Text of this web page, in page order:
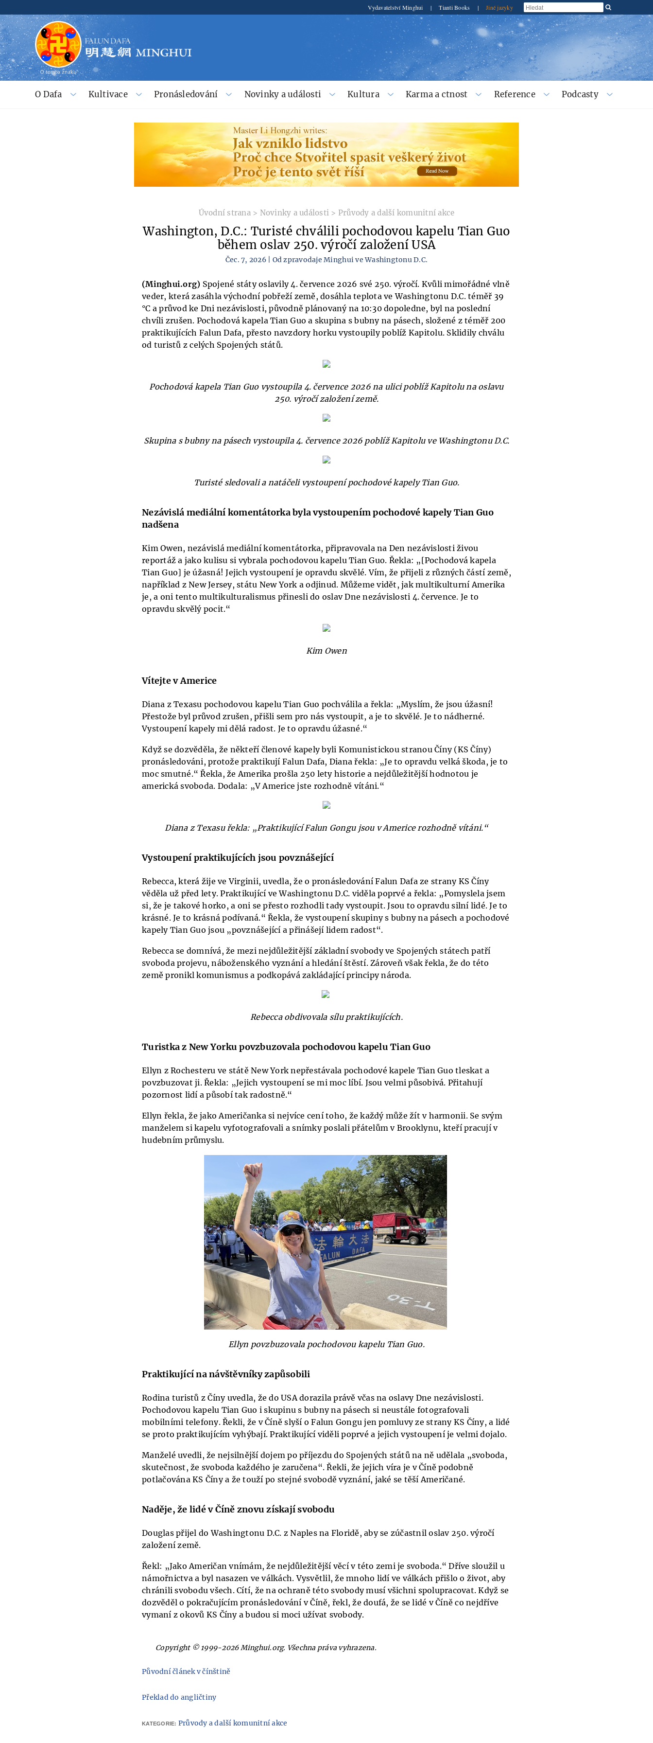
Vydavatelství Minghui | Tianti Books | Jiné jazyky
O Dafa Kultivace Pronásledování Novinky a události Kultura Karma a ctnost Reference Podcasty
Úvodní strana > Novinky a události > Průvody a další komunitní akce
Washington, D.C.: Turisté chválili pochodovou kapelu Tian Guo
během oslav 250. výročí založení USA
Čec. 7, 2026 | Od zpravodaje Minghui ve Washingtonu D.C.
(Minghui.org) Spojené státy oslavily 4. července 2026 své 250. výročí. Kvůli mimořádné vlně
veder, která zasáhla východní pobřeží země, dosáhla teplota ve Washingtonu D.C. téměř 39
°C a průvod ke Dni nezávislosti, původně plánovaný na 10:30 dopoledne, byl na poslední
chvíli zrušen. Pochodová kapela Tian Guo a skupina s bubny na pásech, složené z téměř 200
praktikujících Falun Dafa, přesto navzdory horku vystoupily poblíž Kapitolu. Sklidily chválu
od turistů z celých Spojených států.
Pochodová kapela Tian Guo vystoupila 4. července 2026 na ulici poblíž Kapitolu na oslavu
250. výročí založení země.
Skupina s bubny na pásech vystoupila 4. července 2026 poblíž Kapitolu ve Washingtonu D.C.
Turisté sledovali a natáčeli vystoupení pochodové kapely Tian Guo.
Nezávislá mediální komentátorka byla vystoupením pochodové kapely Tian Guo
nadšena
Kim Owen, nezávislá mediální komentátorka, připravovala na Den nezávislosti živou
reportáž a jako kulisu si vybrala pochodovou kapelu Tian Guo. Řekla: „[Pochodová kapela
Tian Guo] je úžasná! Jejich vystoupení je opravdu skvělé. Vím, že přijeli z různých částí země,
například z New Jersey, státu New York a odjinud. Můžeme vidět, jak multikulturní Amerika
je, a oni tento multikulturalismus přinesli do oslav Dne nezávislosti 4. července. Je to
opravdu skvělý pocit.“
Kim Owen
Vítejte v Americe
Diana z Texasu pochodovou kapelu Tian Guo pochválila a řekla: „Myslím, že jsou úžasní!
Přestože byl průvod zrušen, přišli sem pro nás vystoupit, a je to skvělé. Je to nádherné.
Vystoupení kapely mi dělá radost. Je to opravdu úžasné.“
Když se dozvěděla, že někteří členové kapely byli Komunistickou stranou Číny (KS Číny)
pronásledováni, protože praktikují Falun Dafa, Diana řekla: „Je to opravdu velká škoda, je to
moc smutné.“ Řekla, že Amerika prošla 250 lety historie a nejdůležitější hodnotou je
americká svoboda. Dodala: „V Americe jste rozhodně vítáni.“
Diana z Texasu řekla: „Praktikující Falun Gongu jsou v Americe rozhodně vítáni.“
Vystoupení praktikujících jsou povznášející
Rebecca, která žije ve Virginii, uvedla, že o pronásledování Falun Dafa ze strany KS Číny
věděla už před lety. Praktikující ve Washingtonu D.C. viděla poprvé a řekla: „Pomyslela jsem
si, že je takové horko, a oni se přesto rozhodli tady vystoupit. Jsou to opravdu silní lidé. Je to
krásné. Je to krásná podívaná.“ Řekla, že vystoupení skupiny s bubny na pásech a pochodové
kapely Tian Guo jsou „povznášející a přinášejí lidem radost“.
Rebecca se domnívá, že mezi nejdůležitější základní svobody ve Spojených státech patří
svoboda projevu, náboženského vyznání a hledání štěstí. Zároveň však řekla, že do této
země pronikl komunismus a podkopává zakládající principy národa.
Rebecca obdivovala sílu praktikujících.
Turistka z New Yorku povzbuzovala pochodovou kapelu Tian Guo
Ellyn z Rochesteru ve státě New York nepřestávala pochodové kapele Tian Guo tleskat a
povzbuzovat ji. Řekla: „Jejich vystoupení se mi moc líbí. Jsou velmi působivá. Přitahují
pozornost lidí a působí tak radostně.“
Ellyn řekla, že jako Američanka si nejvíce cení toho, že každý může žít v harmonii. Se svým
manželem si kapelu vyfotografovali a snímky poslali přátelům v Brooklynu, kteří pracují v
hudebním průmyslu.
Ellyn povzbuzovala pochodovou kapelu Tian Guo.
Praktikující na návštěvníky zapůsobili
Rodina turistů z Číny uvedla, že do USA dorazila právě včas na oslavy Dne nezávislosti.
Pochodovou kapelu Tian Guo i skupinu s bubny na pásech si neustále fotografovali
mobilními telefony. Řekli, že v Číně slyší o Falun Gongu jen pomluvy ze strany KS Číny, a lidé
se proto praktikujícím vyhýbají. Praktikující viděli poprvé a jejich vystoupení je velmi dojalo.
Manželé uvedli, že nejsilnější dojem po příjezdu do Spojených států na ně udělala „svoboda,
skutečnost, že svoboda každého je zaručena“. Řekli, že jejich víra je v Číně podobně
potlačována KS Číny a že touží po stejné svobodě vyznání, jaké se těší Američané.
Naděje, že lidé v Číně znovu získají svobodu
Douglas přijel do Washingtonu D.C. z Naples na Floridě, aby se zúčastnil oslav 250. výročí
založení země.
Řekl: „Jako Američan vnímám, že nejdůležitější věcí v této zemi je svoboda.“ Dříve sloužil u
námořnictva a byl nasazen ve válkách. Vysvětlil, že mnoho lidí ve válkách přišlo o život, aby
chránili svobodu všech. Cítí, že na ochraně této svobody musí všichni spolupracovat. Když se
dozvěděl o pokračujícím pronásledování v Číně, řekl, že doufá, že se lidé v Číně co nejdříve
vymaní z okovů KS Číny a budou si moci užívat svobody.
Copyright © 1999-2026 Minghui.org. Všechna práva vyhrazena.
Původní článek v čínštině
Překlad do angličtiny
KATEGORIE: Průvody a další komunitní akce